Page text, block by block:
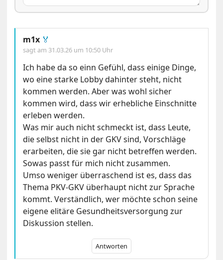
m1x 🏅
sagt am 31.03.26 um 10:50 Uhr
Ich habe da so einn Gefühl, dass einige Dinge,
wo eine starke Lobby dahinter steht, nicht
kommen werden. Aber was wohl sicher
kommen wird, dass wir erhebliche Einschnitte
erleben werden.
Was mir auch nicht schmeckt ist, dass Leute,
die selbst nicht in der GKV sind, Vorschläge
erarbeiten, die sie gar nicht betreffen werden.
Sowas passt für mich nicht zusammen.
Umso weniger überraschend ist es, dass das
Thema PKV-GKV überhaupt nicht zur Sprache
kommt. Verständlich, wer möchte schon seine
eigene elitäre Gesundheitsversorgung zur
Diskussion stellen.
Antworten